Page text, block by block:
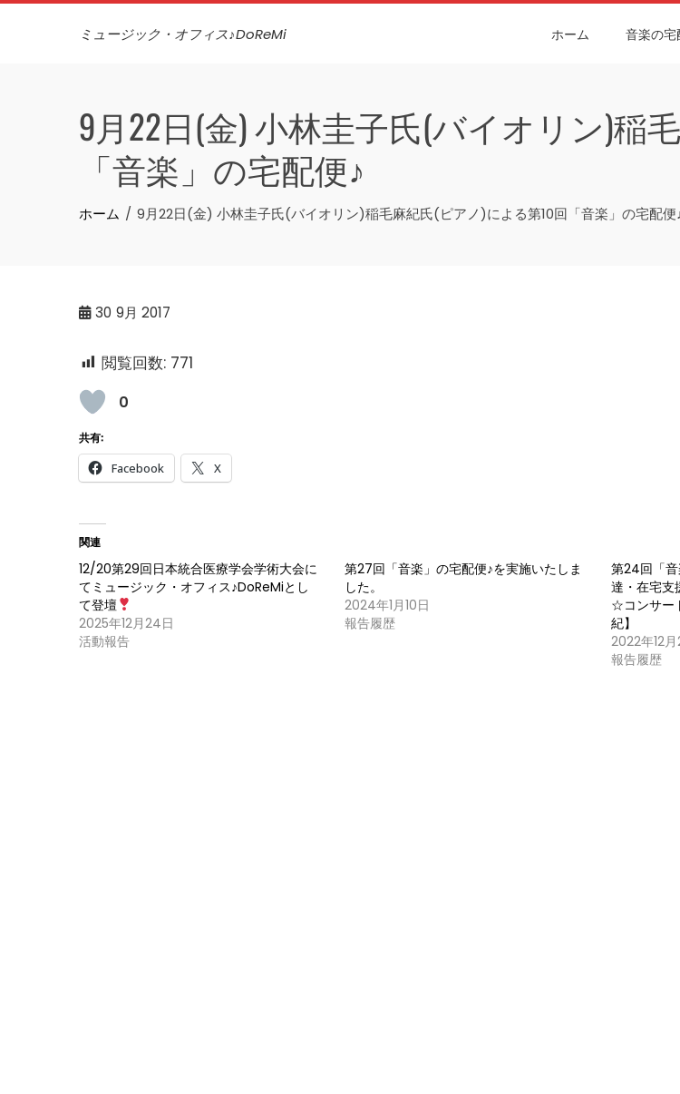
Skip
ミュージック・オフィス♪DoReMi ホーム 音楽の宅
9月22日(金) 小林圭子氏(バイオリン)稲
「音楽」の宅配便♪
ホーム 9月22日(金) 小林圭子氏(バイオリン)稲毛麻紀氏(ピアノ)による第10回「音楽」の宅配便
30 9月 2017
閲覧回数: 771
0
共有:
Facebook X
関連
12/20第29回日本統合医療学会学術大会に
てミュージック・オフィス♪DoReMiとし
て登壇
2025年12月24日
活動報告
第27回「音楽」の宅配便♪を実施いたしま
した。
2024年1月10日
報告履歴
第24回「
達・在宅支
☆コンサー
紀】
2022年12月
報告履歴